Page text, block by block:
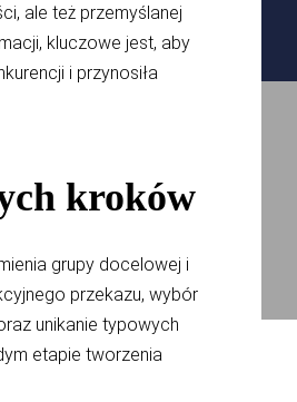
ale też przemyślanej
kluczowe jest, aby
i przynosiła
kroków
grupy docelowej i
przekazu, wybór
unikanie typowych
etapie tworzenia